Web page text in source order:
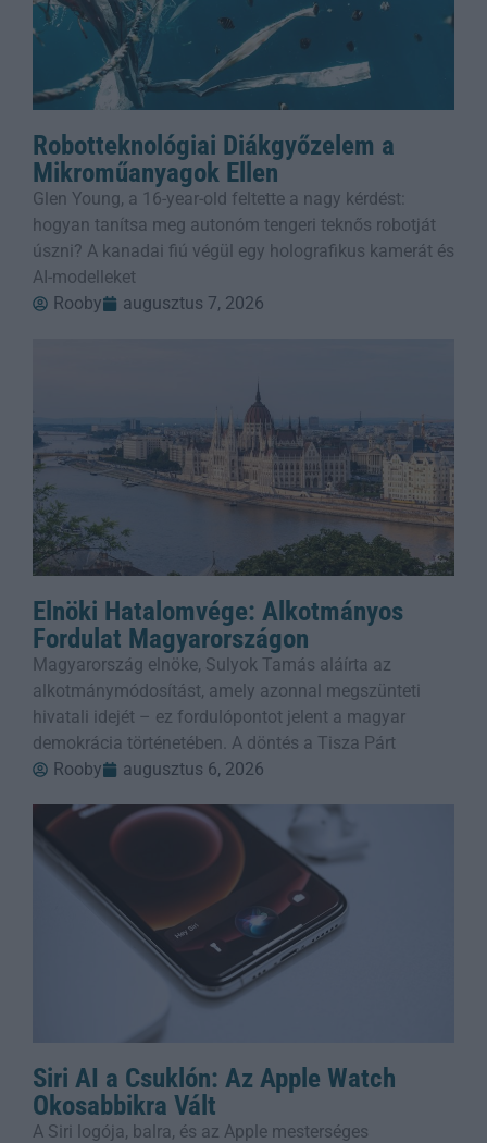
Robotteknológiai Diákgyőzelem a
Mikroműanyagok Ellen
Glen Young, a 16-year-old feltette a nagy kérdést:
hogyan tanítsa meg autonóm tengeri teknős robotját
úszni? A kanadai fiú végül egy holografikus kamerát és
AI-modelleket
Rooby
augusztus 7, 2026
Elnöki Hatalomvége: Alkotmányos
Fordulat Magyarországon
Magyarország elnöke, Sulyok Tamás aláírta az
alkotmánymódosítást, amely azonnal megszünteti
hivatali idejét – ez fordulópontot jelent a magyar
demokrácia történetében. A döntés a Tisza Párt
Rooby
augusztus 6, 2026
Siri AI a Csuklón: Az Apple Watch
Okosabbikra Vált
A Siri logója, balra, és az Apple mesterséges